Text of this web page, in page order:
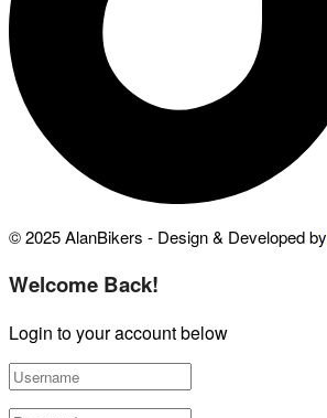
© 2025 AlanBikers - Design & Developed by
Welcome Back!
Login to your account below